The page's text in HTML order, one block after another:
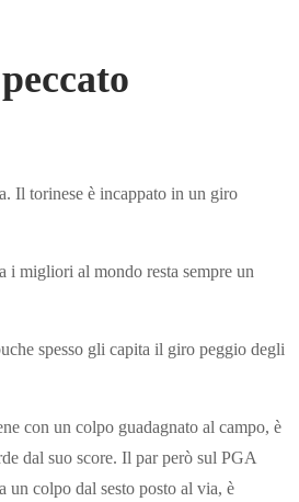
Il torinese è incappato in un giro
i migliori al mondo resta sempre un
spesso gli capita il giro peggio degli
con un colpo guadagnato al campo, è
dal suo score. Il par però sul PGA
un colpo dal sesto posto al via, è